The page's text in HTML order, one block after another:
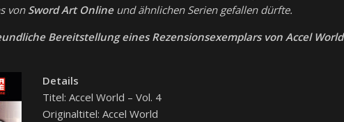
von Sword Art Onlineund ähnlichen Serien gefallen dürfte.
Bereitstellung eines Rezensionsexemplars von Accel World
Details
Titel: Accel World – Vol. 4
Originaltitel: Accel World